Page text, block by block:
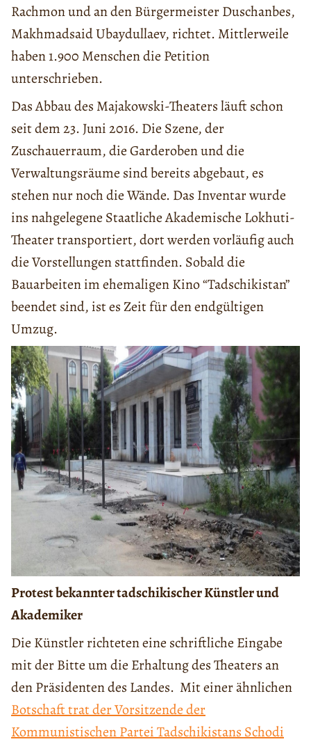
Rachmon und an den Bürgermeister Duschanbes,
Makhmadsaid Ubaydullaev, richtet. Mittlerweile
haben 1.900 Menschen die Petition
unterschrieben.
Das Abbau des Majakowski-Theaters läuft schon
seit dem 23. Juni 2016. Die Szene, der
Zuschauerraum, die Garderoben und die
Verwaltungsräume sind bereits abgebaut, es
stehen nur noch die Wände. Das Inventar wurde
ins nahgelegene Staatliche Akademische Lokhuti-
Theater transportiert, dort werden vorläufig auch
die Vorstellungen stattfinden. Sobald die
Bauarbeiten im ehemaligen Kino “Tadschikistan”
beendet sind, ist es Zeit für den endgültigen
Umzug.
Protest bekannter tadschikischer Künstler und
Akademiker
Die Künstler richteten eine schriftliche Eingabe
mit der Bitte um die Erhaltung des Theaters an
den Präsidenten des Landes. Mit einer ähnlichen
Botschaft trat der Vorsitzende der
Kommunistischen Partei Tadschikistans Schodi